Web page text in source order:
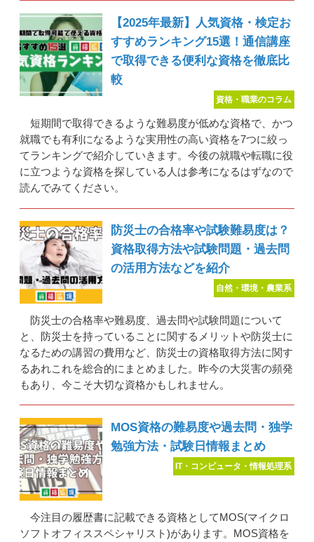
【2025年最新】人気資格・検定お
すすめランキング15選！通信講座
で取得できる便利な資格を徹底比
較
資格・職業のコラム
短期間で取得できるような難易度が低めな資格で、かつ
就職でも有利になるような実用性の高い資格を7つに絞っ
てランキングで紹介していきます。今後の就職や転職に役
に立つような資格を探している人は参考になるはずなので
読んでみてください。
防災士の合格率や試験難易度は？
資格取得方法や試験問題・過去問
の活用方法などを紹介
自然・環境・農業系
防災士の合格率や難易度、過去問や試験問題について
と、防災士を持っていることに関するメリットや防災士に
なるための講習の費用など、防災士の資格取得方法に関す
るあれこれを総合的にまとめました。昨今の大災害の頻発
もあり、今こそ大切な資格かもしれません。
MOS資格の難易度や過去問・独学
勉強方法・試験日情報まとめ
IT・コンピュータ・情報処理系
今注目の履歴書に記載できる資格としてMOS(マイクロ
ソフトオフィススペシャリスト)があります。MOS資格を